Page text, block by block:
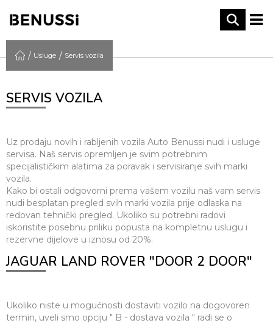
Usluge Servis vozila
SERVIS VOZILA
Uz prodaju novih i rabljenih vozila Auto Benussi nudi i usluge
servisa. Naš servis opremljen je svim potrebnim
specijalističkim alatima za poravak i servisiranje svih marki
vozila.
Kako bi ostali odgovorni prema vašem vozilu naš vam servis
nudi besplatan pregled svih marki vozila prije odlaska na
redovan tehnički pregled. Ukoliko su potrebni radovi
iskoristite posebnu priliku popusta na kompletnu uslugu i
rezervne dijelove u iznosu od 20%.
JAGUAR LAND ROVER "DOOR 2 DOOR"
Ukoliko niste u mogućnosti dostaviti vozilo na dogovoren
termin, uveli smo opciju " B - dostava vozila " radi se o